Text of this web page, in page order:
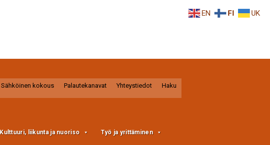
Sähköinen kokous Palautekanavat Yhteystiedot Haku
Kulttuuri, liikunta ja nuoriso Työ ja yrittäminen
EN FI UK